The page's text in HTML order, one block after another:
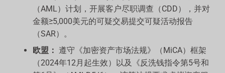
（AML）计划，开展客户尽职调查（CDD），并对
金额≥5,000美元的可疑交易提交可疑活动报告
（SAR）。
欧盟： 遵守《加密资产市场法规》（MiCA）框架
（2024年12月起生效）以及《反洗钱指令第5号和